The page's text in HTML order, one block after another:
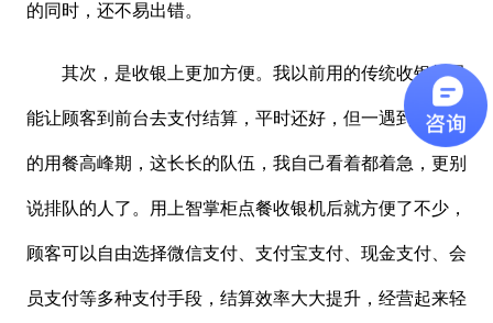
的同时，还不易出错。
其次，是收银上更加方便。我以前用的传统收银机只
能让顾客到前台去支付结算，平时还好，但一遇到节假日
的用餐高峰期，这长长的队伍，我自己看着都着急，更别
说排队的人了。用上智掌柜点餐收银机后就方便了不少，
顾客可以自由选择微信支付、支付宝支付、现金支付、会
员支付等多种支付手段，结算效率大大提升，经营起来轻